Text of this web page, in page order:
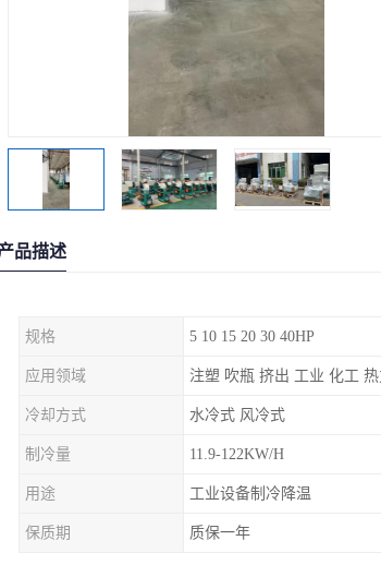
品描述
规格 5 10 15 20 30 40HP
应用领域 注塑 吹瓶 挤出 工业 化工
冷却方式 水冷式 风冷式
制冷量 11.9-122KW/H
用途 工业设备制冷降温
保质期 质保一年